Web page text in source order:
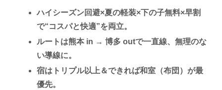
ハイシーズン回避×夏の軽装×下の子無料×早割
で“コスパと快適”を両立。
ルートは熊本 in → 博多 outで一直線、無理のな
い導線に。
宿は トリプル以上＆できれば和室（布団） が最
優先。